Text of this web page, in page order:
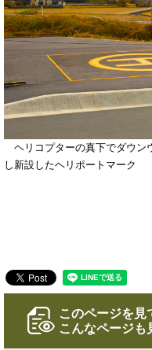
ヘリコプターの真下でダ
し新設したヘリポートマーク
このページを見
こんなページも